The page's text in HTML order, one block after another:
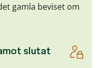
gamla beviset om
slutat